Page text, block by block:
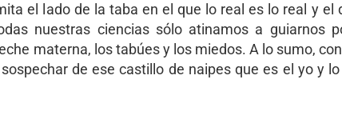
el lado de la taba en el que lo real es lo real y el
nuestras ciencias sólo atinamos a guiarnos
materna, los tabúes y los miedos. A lo sumo,
de ese castillo de naipes que es el yo y